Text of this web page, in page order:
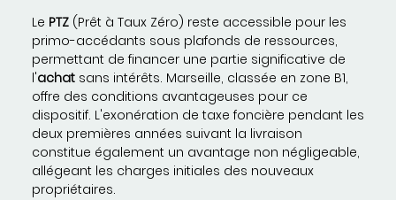
Le PTZ (Prêt à Taux Zéro) reste accessible pour les
primo-accédants sous plafonds de ressources,
permettant de financer une partie significative de
l'achat sans intérêts. Marseille, classée en zone B1,
offre des conditions avantageuses pour ce
dispositif. L'exonération de taxe foncière pendant les
deux premières années suivant la livraison
constitue également un avantage non négligeable,
allégeant les charges initiales des nouveaux
propriétaires.